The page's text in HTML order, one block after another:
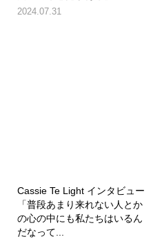
2024.07.31
Cassie Te Light インタビュー
「普段あまり来れない人とか
の心の中にも私たちはいるん
だなって...